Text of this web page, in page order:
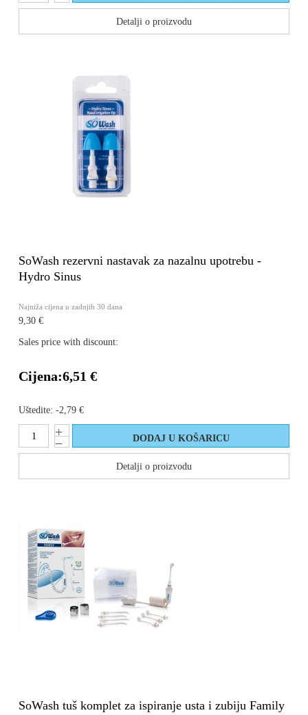
Detalji o proizvodu
SoWash rezervni nastavak za nazalnu upotrebu -
Hydro Sinus
Najniža cijena u zadnjih 30 dana
9,30 €
Sales price with discount:
Cijena:6,51 €
Uštedite: -2,79 €
Detalji o proizvodu
SoWash tuš komplet za ispiranje usta i zubiju Family